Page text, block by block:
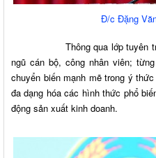
Đ/c Đặng
Thông qua lớp tuyên truyền,
ngũ cán bộ, công nhân viên;
chuyển biến mạnh mẽ trong ý
đa dạng hóa các hình thức phổ
động sản xuất kinh doanh.